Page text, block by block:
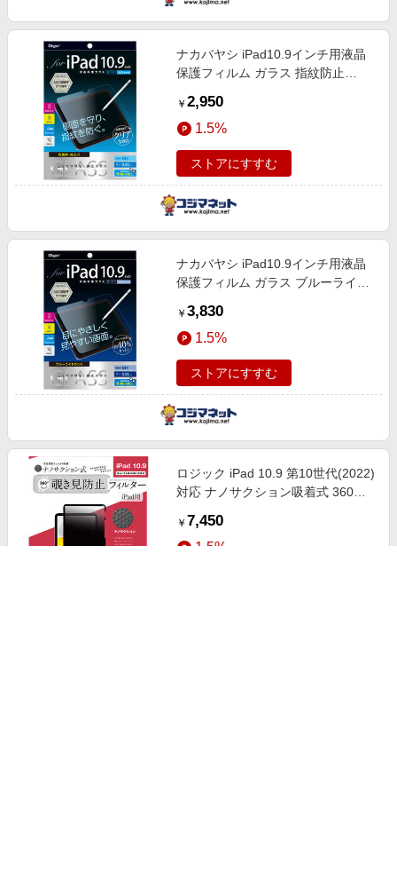
ナカバヤシ iPad10.9インチ用液晶
保護フィルム ガラス 指紋防止
￥ 2,950
1.5%
ストアにすすむ
ナカバヤシ iPad10.9インチ用液晶
保護フィルム ガラス ブルーライト
￥ 3,830
1.5%
ストアにすすむ
ロジック iPad 10.9 第10世代(2022)
対応 ナノサクション吸着式 360度
NMPF-IPD360-109
￥ 7,450
1.5%